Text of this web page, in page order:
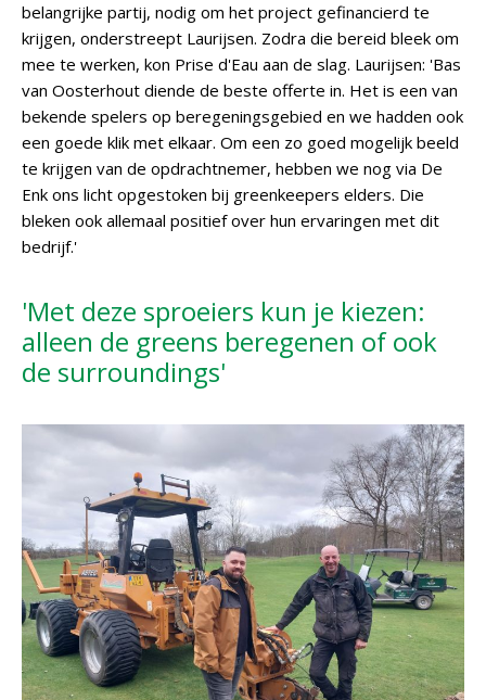
belangrijke partij, nodig om het project gefinancierd te
krijgen, onderstreept Laurijsen. Zodra die bereid bleek om
mee te werken, kon Prise d'Eau aan de slag. Laurijsen: 'Bas
van Oosterhout diende de beste offerte in. Het is een van
bekende spelers op beregeningsgebied en we hadden ook
een goede klik met elkaar. Om een zo goed mogelijk beeld
te krijgen van de opdrachtnemer, hebben we nog via De
Enk ons licht opgestoken bij greenkeepers elders. Die
bleken ook allemaal positief over hun ervaringen met dit
bedrijf.'
'Met deze sproeiers kun je kiezen:
alleen de greens beregenen of ook
de surroundings'